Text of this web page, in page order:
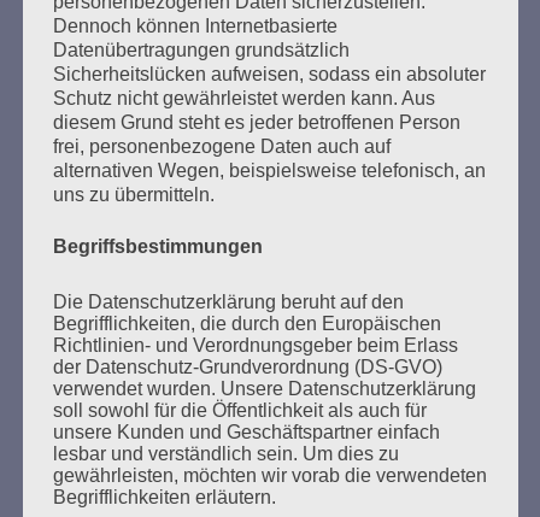
SUCHEN
NACH:
VERBRANNTEN BÜCHERN
Donnerstag, 21. Mai 2026, 11 – 18 Uhr
Zum 26. Mal gibt es eine Marathonlesung anlässlich
Dennoch können Internetbasierte
Datenübertragungen grundsätzlich
Sicherheitslücken aufweisen, sodass ein absoluter
Schutz nicht gewährleistet werden kann. Aus
diesem Grund steht es jeder betroffenen Person
frei, personenbezogene Daten auch auf
alternativen Wegen, beispielsweise telefonisch, an
uns zu übermitteln.
Begriffsbestimmungen
Die Datenschutzerklärung beruht auf den
Begrifflichkeiten, die durch den Europäischen
Richtlinien- und Verordnungsgeber beim Erlass
der Datenschutz-Grundverordnung (DS-GVO)
verwendet wurden. Unsere Datenschutzerklärung
soll sowohl für die Öffentlichkeit als auch für
unsere Kunden und Geschäftspartner einfach
lesbar und verständlich sein. Um dies zu
gewährleisten, möchten wir vorab die verwendeten
Begrifflichkeiten erläutern.